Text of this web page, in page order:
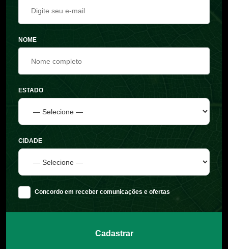
NOME
ESTADO
CIDADE
Concordo em receber comunicações e ofertas
Cadastrar